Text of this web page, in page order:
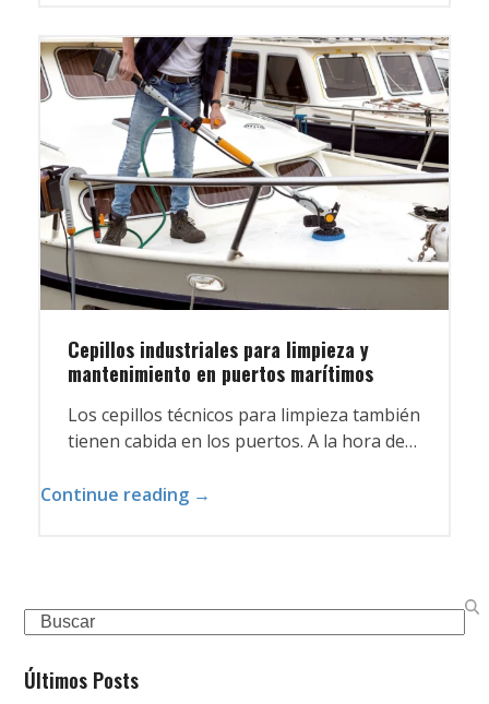
Cepillos industriales para limpieza y
mantenimiento en puertos marítimos
Los cepillos técnicos para limpieza también
tienen cabida en los puertos. A la hora de…
Continue reading →
Search
Últimos Posts